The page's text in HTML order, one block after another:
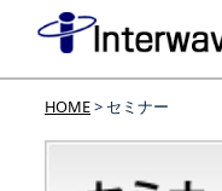
HOME> セミナー